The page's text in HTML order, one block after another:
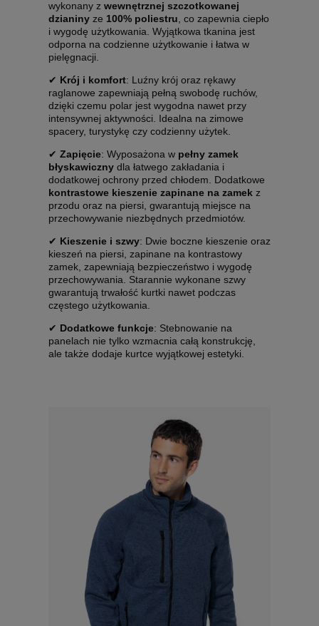
wykonany z wewnętrznej szczotkowanej
dzianiny ze 100% poliestru , co zapewnia ciepło
i wygodę użytkowania. Wyjątkowa tkanina jest
odporna na codzienne użytkowanie i łatwa w
pielęgnacji.
✔ Krój i komfort: Luźny krój oraz rękawy
raglanowe zapewniają pełną swobodę ruchów,
dzięki czemu polar jest wygodna nawet przy
intensywnej aktywności. Idealna na zimowe
spacery, turystykę czy codzienny użytek.
✔ Zapięcie: Wyposażona w pełny zamek
błyskawiczny dla łatwego zakładania i
dodatkowej ochrony przed chłodem. Dodatkowe
kontrastowe kieszenie zapinane na zamek z
przodu oraz na piersi, gwarantują miejsce na
przechowywanie niezbędnych przedmiotów.
✔ Kieszenie i szwy: Dwie boczne kieszenie oraz
kieszeń na piersi, zapinane na kontrastowy
zamek, zapewniają bezpieczeństwo i wygodę
przechowywania. Starannie wykonane szwy
gwarantują trwałość kurtki nawet podczas
częstego użytkowania.
✔ Dodatkowe funkcje: Stebnowanie na
panelach nie tylko wzmacnia całą konstrukcję,
ale także dodaje kurtce wyjątkowej estetyki.